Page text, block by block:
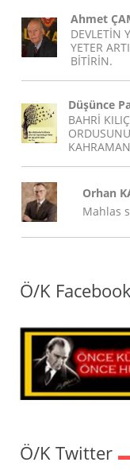
Ahmet
DEVLETİN
YETER
BİTİRİN.
Düşünce
BAHRİ
Orhan
Mahlas
Ö/K Facebook
Ö/K Twitter